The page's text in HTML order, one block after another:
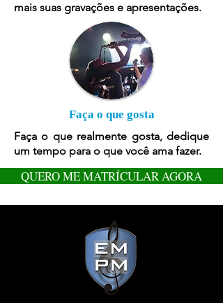
mais suas gravações e apresentações.
Faça o que gosta
Faça o que realmente gosta, dedique
um tempo para o que você ama fazer.
QUERO ME MATRÍCULAR AGORA